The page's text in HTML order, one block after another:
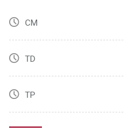
CM
TD
TP